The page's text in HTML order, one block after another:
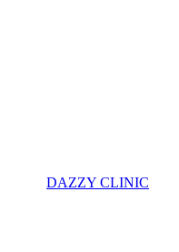
DAZZY CLINIC